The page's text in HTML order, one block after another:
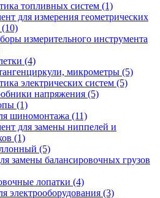
топливных систем (1)
для измерения геометрических
измерительного инструмента
(4)
микрометры (5)
электрических систем (5)
напряжения (5)
(1)
шиномонтажа (11)
для замены ниппелей и
(1)
(5)
замены балансировочных грузов
лопатки (4)
электрооборудования (3)